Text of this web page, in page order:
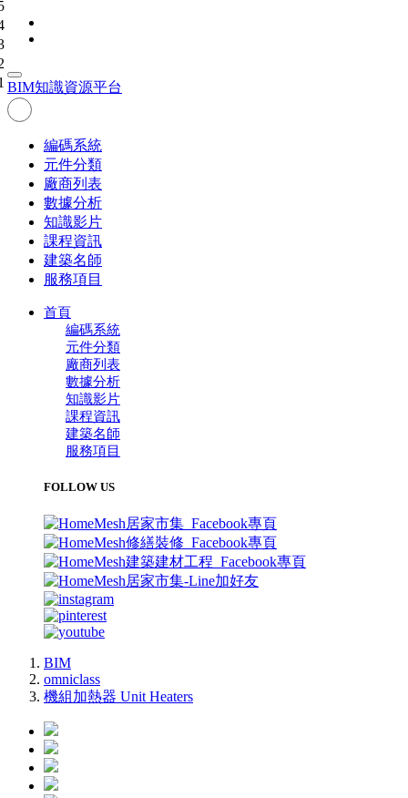
BIM知識資源平台
編碼系統
元件分類
廠商列表
數據分析
知識影片
課程資訊
建築名師
服務項目
首頁
編碼系統
元件分類
廠商列表
數據分析
知識影片
課程資訊
建築名師
服務項目
FOLLOW US
BIM
omniclass
機組加熱器 Unit Heaters